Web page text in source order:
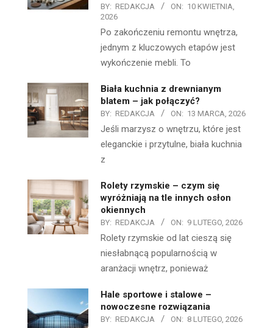
BY: REDAKCJA ON: 10 KWIETNIA,
2026
Po zakończeniu remontu wnętrza,
jednym z kluczowych etapów jest
wykończenie mebli. To
Biała kuchnia z drewnianym
blatem – jak połączyć?
BY: REDAKCJA ON: 13 MARCA, 2026
Jeśli marzysz o wnętrzu, które jest
eleganckie i przytulne, biała kuchnia
z
Rolety rzymskie – czym się
wyróżniają na tle innych osłon
okiennych
BY: REDAKCJA ON: 9 LUTEGO, 2026
Rolety rzymskie od lat cieszą się
niesłabnącą popularnością w
aranżacji wnętrz, ponieważ
Hale sportowe i stalowe –
nowoczesne rozwiązania
BY: REDAKCJA ON: 8 LUTEGO, 2026